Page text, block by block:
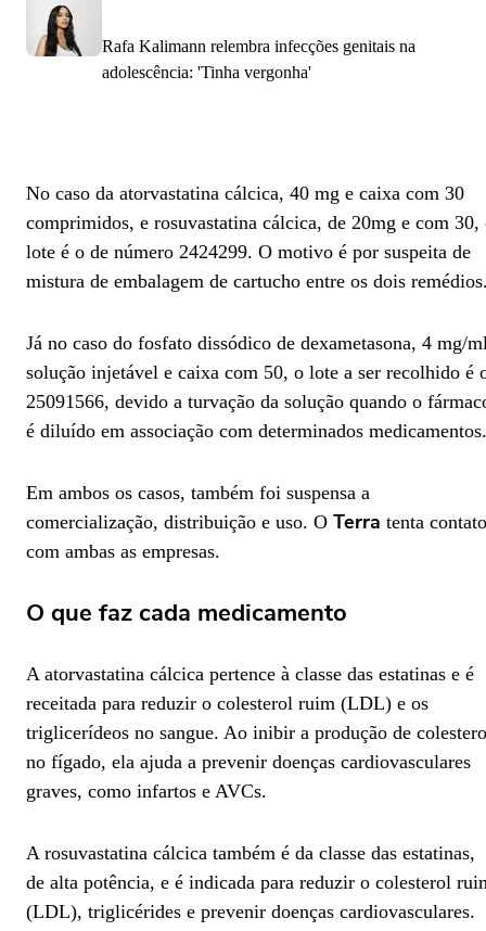
Rafa Kalimann relembra infecções genitais na
adolescência: 'Tinha vergonha'
No caso da atorvastatina cálcica, 40 mg e caixa com 30
comprimidos, e rosuvastatina cálcica, de 20mg e com 30,
lote é o de número 2424299. O motivo é por suspeita de
mistura de embalagem de cartucho entre os dois
Já no caso do fosfato dissódico de dexametasona, 4 mg/
solução injetável e caixa com 50, o lote a ser recolhido é
25091566, devido a turvação da solução quando o
é diluído em associação com determinados
Em ambos os casos, também foi suspensa a
comercialização, distribuição e uso. O Terra tenta contato
com ambas as empresas.
O que faz cada medicamento
A atorvastatina cálcica pertence à classe das estatinas e é
receitada para reduzir o colesterol ruim (LDL) e os
triglicerídeos no sangue. Ao inibir a produção de
no fígado, ela ajuda a prevenir doenças cardiovasculares
graves, como infartos e AVCs.
A rosuvastatina cálcica também é da classe das estatinas,
de alta potência, e é indicada para reduzir o colesterol
(LDL), triglicérides e prevenir doenças cardiovasculares.